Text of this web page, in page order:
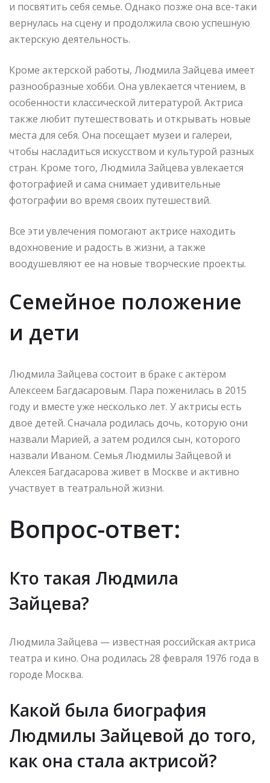
и посвятить себя семье. Однако позже она все-таки
вернулась на сцену и продолжила свою успешную
актерскую деятельность.
Кроме актерской работы, Людмила Зайцева имеет
разнообразные хобби. Она увлекается чтением, в
особенности классической литературой. Актриса
также любит путешествовать и открывать новые
места для себя. Она посещает музеи и галереи,
чтобы насладиться искусством и культурой разных
стран. Кроме того, Людмила Зайцева увлекается
фотографией и сама снимает удивительные
фотографии во время своих путешествий.
Все эти увлечения помогают актрисе находить
вдохновение и радость в жизни, а также
воодушевляют ее на новые творческие проекты.
Семейное положение
и дети
Людмила Зайцева состоит в браке с актёром
Алексеем Багдасаровым. Пара поженилась в 2015
году и вместе уже несколько лет. У актрисы есть
двое детей. Сначала родилась дочь, которую они
назвали Марией, а затем родился сын, которого
назвали Иваном. Семья Людмилы Зайцевой и
Алексея Багдасарова живет в Москве и активно
участвует в театральной жизни.
Вопрос-ответ:
Кто такая Людмила
Зайцева?
Людмила Зайцева — известная российская актриса
театра и кино. Она родилась 28 февраля 1976 года в
городе Москва.
Какой была биография
Людмилы Зайцевой до того,
как она стала актрисой?